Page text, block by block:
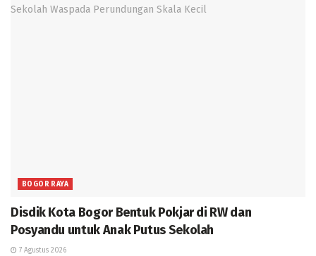
BOGOR RAYA
Disdik Kota Bogor Bentuk Pokjar di RW dan
Posyandu untuk Anak Putus Sekolah
7 Agustus 2026